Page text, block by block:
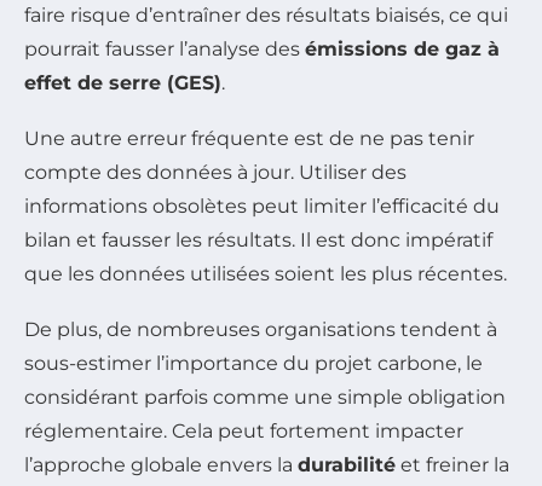
faire risque d’entraîner des résultats biaisés, ce qui
pourrait fausser l’analyse des émissions de gaz à
effet de serre (GES).
Une autre erreur fréquente est de ne pas tenir
compte des données à jour. Utiliser des
informations obsolètes peut limiter l’efficacité du
bilan et fausser les résultats. Il est donc impératif
que les données utilisées soient les plus récentes.
De plus, de nombreuses organisations tendent à
sous-estimer l’importance du projet carbone, le
considérant parfois comme une simple obligation
réglementaire. Cela peut fortement impacter
l’approche globale envers la durabilité et freiner la